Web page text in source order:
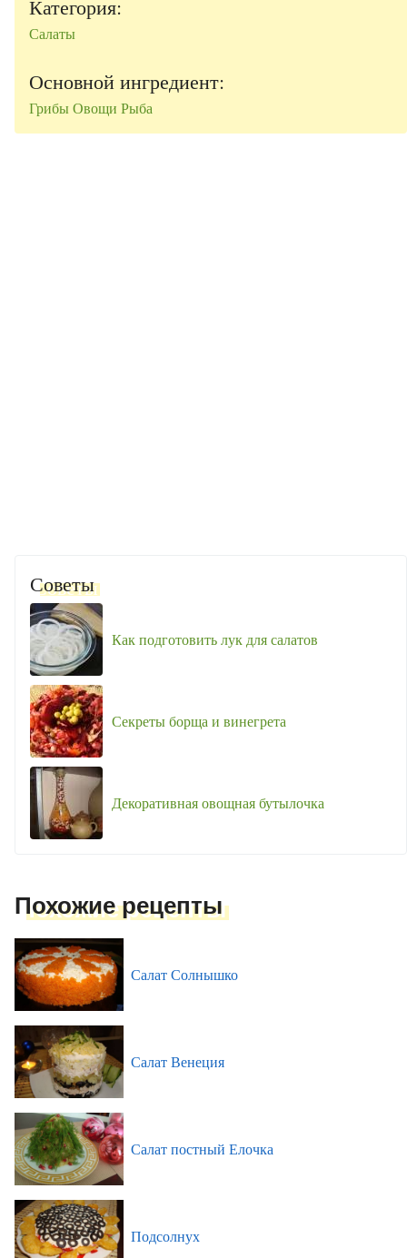
Категория:
Салаты
Основной ингредиент:
ГрибыОвощи Рыба
Советы
Как подготовить лук для салатов
Секреты борща и винегрета
Декоративная овощная бутылочка
Похожие рецепты
Салат Солнышко
Салат Венеция
Салат постный Елочка
Подсолнух